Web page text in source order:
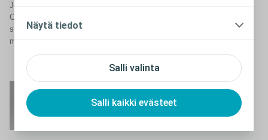
Salli valinta
Salli kaikki evästeet
Näytä tiedot
Jos avannealueellasi on pullistumia tai kohoumia, SenSura Mio
Concave saattaa sopia sinulle. Se on ainoa kaareville alueille
suunniteltu avannetuote, joka istuu varmasti pullistumiin ja tyriin sekä
mukautuu vartalonmuotoihin.
Tasainen